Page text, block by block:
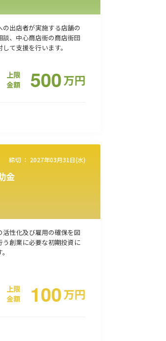
出店者が実施する店舗の
、中心商店街の商店街団
て支援を行います。
上限
金額
500万円
締切 ： 2027年03月31日(水)
金
性化及び雇用の確保を図
創業に必要な初期投資に
上限
金額
100万円